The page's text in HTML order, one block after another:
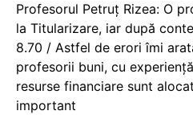
Profesorul Petruț Rizea: O
la Titularizare, iar după
8.70 / Astfel de erori îmi
profesorii buni, cu
resurse financiare sunt
important